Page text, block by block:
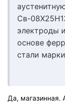
Св-
электроды
основе
стали
Да, магазинная.